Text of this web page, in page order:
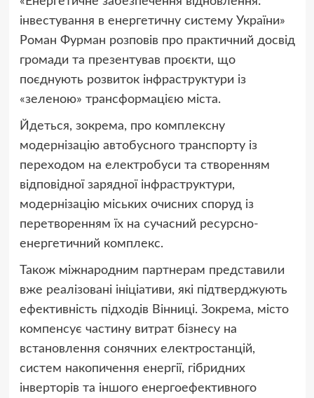
інвестування в енергетичну систему України»
Роман Фурман розповів про практичний досвід
громади та презентував проєкти, що
поєднують розвиток інфраструктури із
«зеленою» трансформацією міста.
Йдеться, зокрема, про комплексну
модернізацію автобусного транспорту із
переходом на електробуси та створенням
відповідної зарядної інфраструктури,
модернізацію міських очисних споруд із
перетворенням їх на сучасний ресурсно-
енергетичний комплекс.
Також міжнародним партнерам представили
вже реалізовані ініціативи, які підтверджують
ефективність підходів Вінниці. Зокрема, місто
компенсує частину витрат бізнесу на
встановлення сонячних електростанцій,
систем накопичення енергії, гібридних
інверторів та іншого енергоефективного